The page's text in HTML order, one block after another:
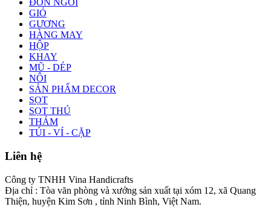
ĐÔN NGỒI
GIỎ
GƯƠNG
HÀNG MAY
HỘP
KHAY
MŨ - DÉP
NÔI
SẢN PHẨM DECOR
SỌT
SỌT THÚ
THẢM
TÚI - VÍ - CẶP
Liên hệ
Công ty TNHH Vina Handicrafts
Địa chỉ : Tòa văn phòng và xưởng sản xuất tại xóm 12, xã Quang
Thiện, huyện Kim Sơn , tỉnh Ninh Bình, Việt Nam.